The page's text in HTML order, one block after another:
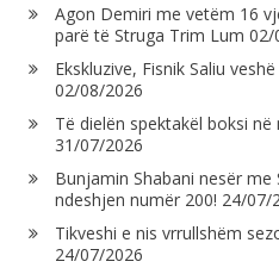
Agon Demiri me vetëm 16
parë të Struga Trim Lum 02/
Ekskluzive, Fisnik Saliu
02/08/2026
Të dielën spektakël boksi në
31/07/2026
Bunjamin Shabani nesër
ndeshjen numër 200! 24/07/
Tikveshi e nis vrrullshëm
24/07/2026